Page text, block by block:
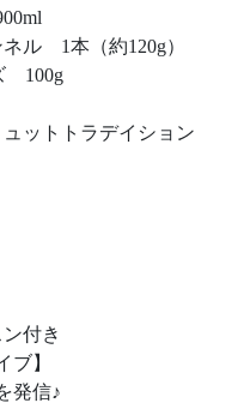
ル 1本（約120g）
100g
ットトラデイション
付き
ブ】
発信♪